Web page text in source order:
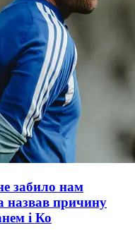
забило нам
назвав причину
і Ко